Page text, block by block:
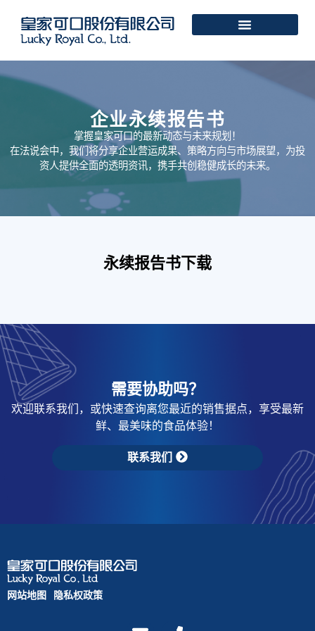
企业永续报告书
掌握皇家可口的最新动态与未来规划！
在法说会中，我们将分享企业营运成果、策略方向与市场展望，为投
资人提供全面的透明资讯，携手共创稳健成长的未来。
永续报告书下载
需要协助吗？
欢迎联系我们，或快速查询离您最近的销售据点，享受最新
鲜、最美味的食品体验！
联系我们
网站地图 隐私权政策